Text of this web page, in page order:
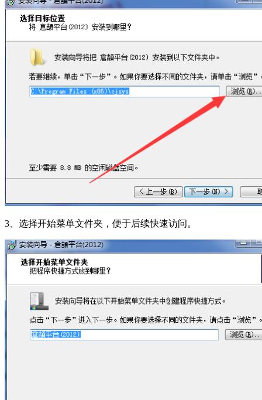
3、选择开始菜单文件夹，便于后续快速访问。